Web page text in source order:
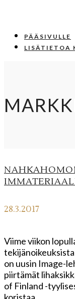
PÄÄSIVULLE
LISÄTIETOA
28.3.2017
Viime viikon
on uusin Image-
piirtämät
of Finland -